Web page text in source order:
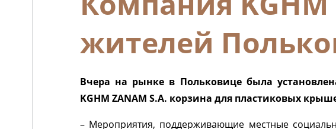
жителей
Вчера на рынке в Польковице была
KGHM ZANAM S.A. корзина для пластиковых
– Мероприятия, поддерживающие местные